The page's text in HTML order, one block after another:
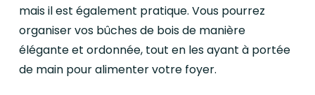
mais il est également pratique. Vous pourrez
organiser vos bûches de bois de manière
élégante et ordonnée, tout en les ayant à portée
de main pour alimenter votre foyer.